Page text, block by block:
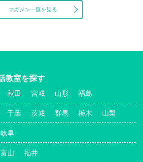
マガジン一覧を見る
教室を探す
秋田 宮城 山形 福島
千葉 茨城 群馬 栃木 山梨
岐阜
富山 福井